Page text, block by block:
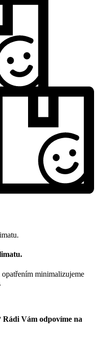
minimalizujeme
Rádi Vám odpovíme na